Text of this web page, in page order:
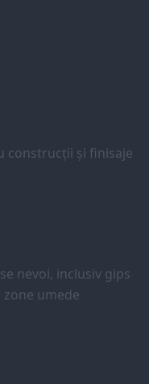
construcții și finisaje
nevoi, inclusiv gips
umede